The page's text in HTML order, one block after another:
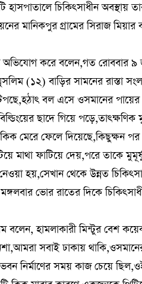
হাসপাতালে চিকিৎসাধীন
মানিকপুর গ্রামের সিরাজ মিয়ার
করে বলেন,গত রোববার ৯
(১২) বাড়ির সামনের রাস্তা
বল এসে ওসমানের
ছাদে গিয়ে
মেরে ফেলে দিয়েছে,কিছুক্ষন
মাথা ফাটিয়ে দেয়,পরে তাকে
হয়,সেখান থেকে উন্নত
ভোর রাতের দিকে
বলেন, হামলাকারী মিন্টুর বেশ
সবাই ঢাকায়
নির্মাণের সময় কাজ চেয়ে